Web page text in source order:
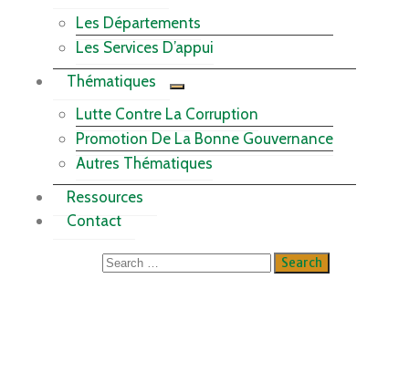
Les Départements
Les Services D’appui
Thématiques
Lutte Contre La Corruption
Promotion De La Bonne Gouvernance
Autres Thématiques
Ressources
Contact